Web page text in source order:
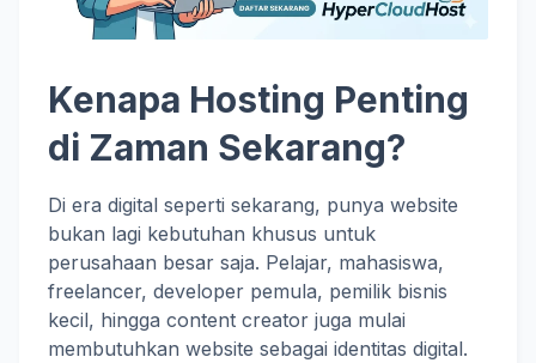
Kenapa Hosting Penting
di Zaman Sekarang?
Di era digital seperti sekarang, punya website
bukan lagi kebutuhan khusus untuk
perusahaan besar saja. Pelajar, mahasiswa,
freelancer, developer pemula, pemilik bisnis
kecil, hingga content creator juga mulai
membutuhkan website sebagai identitas digital.